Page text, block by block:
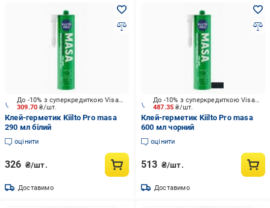
309.70₴/шт.
До -10% з суперкредиткою Visa Вигода
Клей-герметик Kiilto Pro masa
290 мл білий
оцінити
326 ₴/шт.
Доставимо
487.35₴/шт.
До -10% з суперкредиткою Visa Вигода
Клей-герметик Kiilto Pro masa
600 мл чорний
оцінити
513 ₴/шт.
Доставимо